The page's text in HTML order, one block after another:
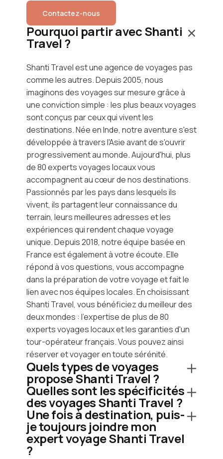
Contactez-nous
Pourquoi partir avec Shanti
Travel ?
Shanti Travel est une agence de voyages pas
comme les autres. Depuis 2005, nous
imaginons des voyages sur mesure grâce à
une conviction simple : les plus beaux voyages
sont conçus par ceux qui vivent les
destinations. Née en Inde, notre aventure s'est
développée à travers l'Asie avant de s'ouvrir
progressivement au monde. Aujourd'hui, plus
de 80 experts voyages locaux vous
accompagnent au cœur de nos destinations.
Passionnés par les pays dans lesquels ils
vivent, ils partagent leur connaissance du
terrain, leurs meilleures adresses et les
expériences qui rendent chaque voyage
unique. Depuis 2018, notre équipe basée en
France est également à votre écoute. Elle
répond à vos questions, vous accompagne
dans la préparation de votre voyage et fait le
lien avec nos équipes locales. En choisissant
Shanti Travel, vous bénéficiez du meilleur des
deux mondes : l'expertise de plus de 80
experts voyages locaux et les garanties d'un
tour-opérateur français. Vous pouvez ainsi
réserver et voyager en toute sérénité.
Quels types de voyages
propose Shanti Travel ?
Quelles sont les spécificités
des voyages Shanti Travel ?
Une fois à destination, puis-
je toujours joindre mon
expert voyage Shanti Travel
?